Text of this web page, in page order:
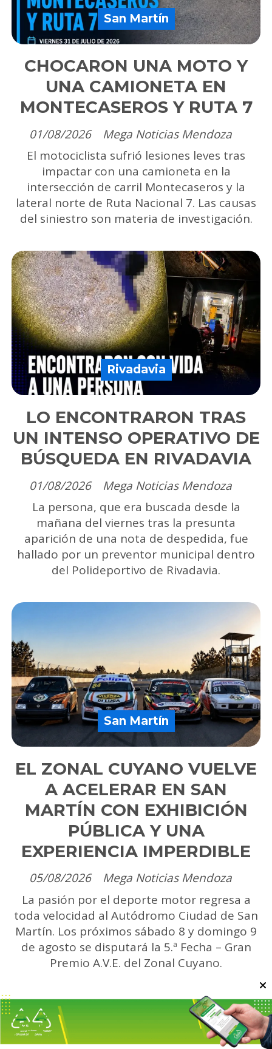
CHOCARON UNA MOTO Y
UNA CAMIONETA EN
MONTECASEROS Y RUTA 7
Mega Noticias Mendoza
San Martín
01/08/2026
El motociclista sufrió lesiones leves tras
impactar con una camioneta en la
intersección de carril Montecaseros y la
lateral norte de Ruta Nacional 7. Las causas
del siniestro son materia de investigación.
LO ENCONTRARON TRAS
UN INTENSO OPERATIVO DE
BÚSQUEDA EN RIVADAVIA
Mega Noticias Mendoza
Rivadavia
01/08/2026
La persona, que era buscada desde la
mañana del viernes tras la presunta
aparición de una nota de despedida, fue
hallado por un preventor municipal dentro
del Polideportivo de Rivadavia.
EL ZONAL CUYANO VUELVE
A ACELERAR EN SAN
MARTÍN CON EXHIBICIÓN
PÚBLICA Y UNA
EXPERIENCIA IMPERDIBLE
Mega Noticias Mendoza
San Martín
05/08/2026
La pasión por el deporte motor regresa a
toda velocidad al Autódromo Ciudad de San
Martín. Los próximos sábado 8 y domingo 9
de agosto se disputará la 5.ª Fecha – Gran
Premio A.V.E. del Zonal Cuyano.
Escuchar artículo